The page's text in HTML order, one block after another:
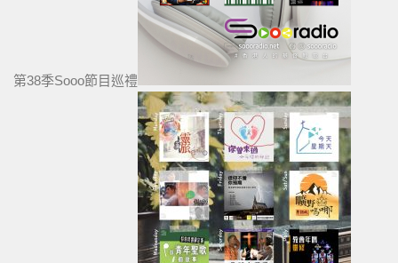
第38季Sooo節目巡禮